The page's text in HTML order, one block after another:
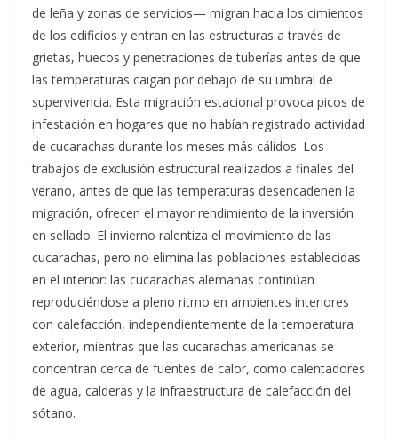
de leña y zonas de servicios— migran hacia los cimientos
de los edificios y entran en las estructuras a través de
grietas, huecos y penetraciones de tuberías antes de que
las temperaturas caigan por debajo de su umbral de
supervivencia. Esta migración estacional provoca picos de
infestación en hogares que no habían registrado actividad
de cucarachas durante los meses más cálidos. Los
trabajos de exclusión estructural realizados a finales del
verano, antes de que las temperaturas desencadenen la
migración, ofrecen el mayor rendimiento de la inversión
en sellado. El invierno ralentiza el movimiento de las
cucarachas, pero no elimina las poblaciones establecidas
en el interior: las cucarachas alemanas continúan
reproduciéndose a pleno ritmo en ambientes interiores
con calefacción, independientemente de la temperatura
exterior, mientras que las cucarachas americanas se
concentran cerca de fuentes de calor, como calentadores
de agua, calderas y la infraestructura de calefacción del
sótano.